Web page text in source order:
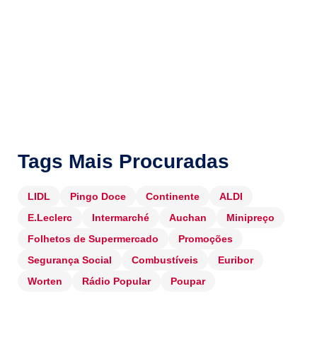
Tags Mais Procuradas
LIDL Pingo Doce Continente
ALDI
E.Leclerc
Intermarché Auchan
Minipreço
Folhetos de Supermercado
Promoções
Segurança Social
Combustíveis
Euribor
Worten
Rádio Popular Poupar